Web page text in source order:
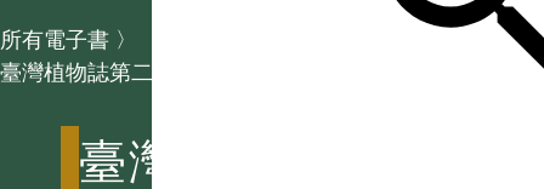
所有電子書 〉
臺灣植物誌第二版
臺灣植物誌第二版